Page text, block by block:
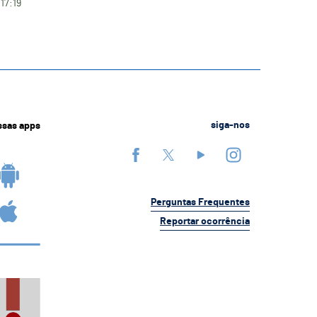
apps siga-nos
Perguntas Frequentes
Reportar ocorrência